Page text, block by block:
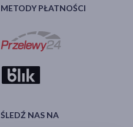
METODY PŁATNOŚCI
ŚLEDŹ NAS NA